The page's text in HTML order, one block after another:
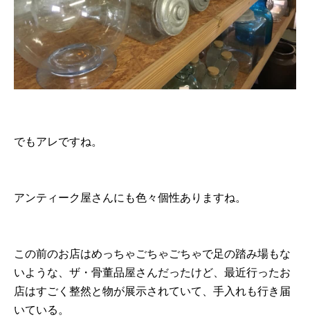
でもアレですね。
アンティーク屋さんにも色々個性ありますね。
この前のお店はめっちゃごちゃごちゃで足の踏み場もな
いような、ザ・骨董品屋さんだったけど、最近行ったお
店はすごく整然と物が展示されていて、手入れも行き届
いている。